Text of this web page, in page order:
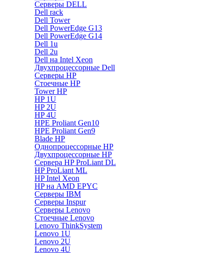
Серверы DELL
Dell rack
Dell Tower
Dell PowerEdge G13
Dell PowerEdge G14
Dell 1u
Dell 2u
Dell на Intel Xeon
Двухпроцессорные Dell
Серверы HP
Стоечные HP
Tower HP
HP 1U
HP 2U
HP 4U
HPE Proliant Gen10
HPE Proliant Gen9
Blade HP
Однопроцессорные HP
Двухпроцессорные HP
Сервера HP ProLiant DL
HP ProLiant ML
HP Intel Xeon
HP на AMD EPYC
Серверы IBM
Серверы Inspur
Серверы Lenovo
Стоечные Lenovo
Lenovo ThinkSystem
Lenovo 1U
Lenovo 2U
Lenovo 4U